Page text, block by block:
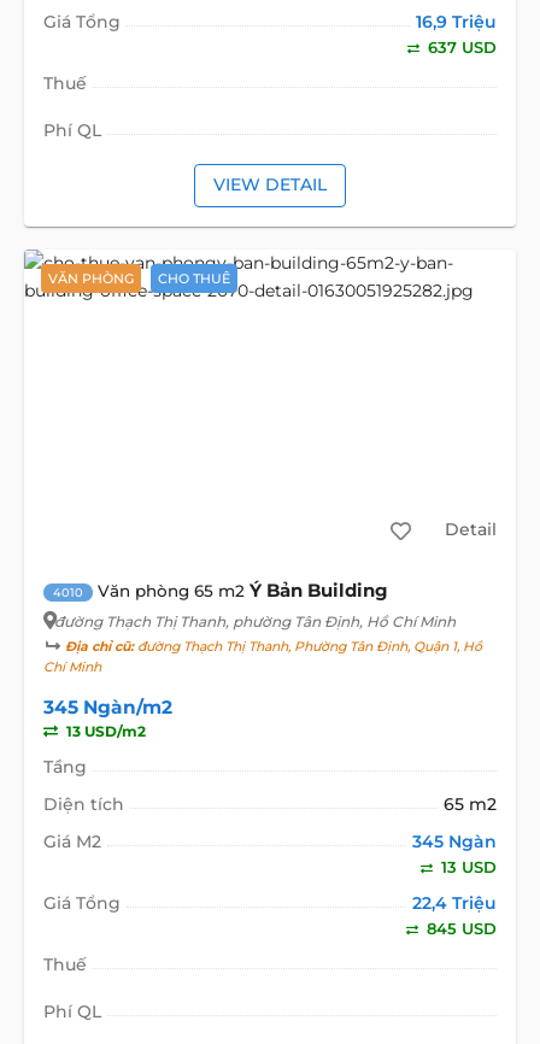
Giá Tổng 16,9 Triệu
637 USD
Thuế
Phí QL
VIEW DETAIL
VĂN PHÒNG CHO THUÊ
Detail
4010 Văn phòng 65 m2 Ý Bản Building
đường Thạch Thị Thanh, phường Tân Định, Hồ Chí Minh
Địa chỉ cũ:đường Thạch Thị Thanh, Phường Tân Định, Quận 1, Hồ
Chí Minh
345 Ngàn/m2
13 USD/m2
Tầng
Diện tích
65 m2
Giá M2
345 Ngàn
13 USD
Giá Tổng 22,4 Triệu
845 USD
Thuế
Phí QL